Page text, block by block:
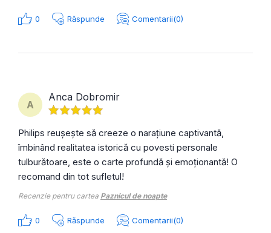
0 Răspunde Comentarii(0)
A
Anca Dobromir
Philips reușește să creeze o narațiune captivantă,
îmbinând realitatea istorică cu povesti personale
tulburătoare, este o carte profundă și emoționantă! O
recomand din tot sufletul!
Recenzie pentru cartea Paznicul de noapte
0 Răspunde Comentarii(0)